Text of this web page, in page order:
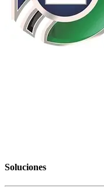
Soluciones